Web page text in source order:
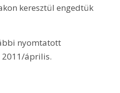
keresztül engedtük
nyomtatott
2011/április.